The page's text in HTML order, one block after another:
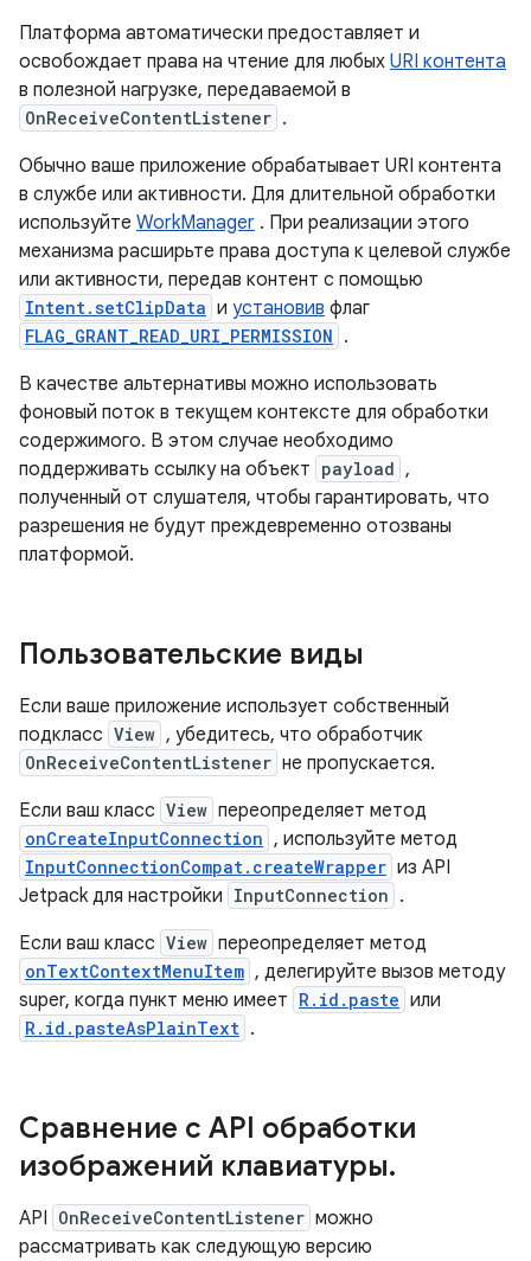
Платформа автоматически предоставляет и
освобождает права на чтение для любых URI контента
в полезной нагрузке, передаваемой в
OnReceiveContentListener .
Обычно ваше приложение обрабатывает URI контента
в службе или активности. Для длительной обработки
используйте WorkManager . При реализации этого
механизма расширьте права доступа к целевой службе
или активности, передав контент с помощью
Intent.setClipData и установив флаг
FLAG_GRANT_READ_URI_PERMISSION .
В качестве альтернативы можно использовать
фоновый поток в текущем контексте для обработки
содержимого. В этом случае необходимо
поддерживать ссылку на объект payload ,
полученный от слушателя, чтобы гарантировать, что
разрешения не будут преждевременно отозваны
платформой.
Пользовательские виды
Если ваше приложение использует собственный
подкласс View , убедитесь, что обработчик
OnReceiveContentListener не пропускается.
Если ваш класс View переопределяет метод
onCreateInputConnection , используйте метод
InputConnectionCompat.createWrapper из API
Jetpack для настройки InputConnection .
Если ваш класс View переопределяет метод
onTextContextMenuItem , делегируйте вызов методу
super, когда пункт меню имеет R.id.paste или
R.id.pasteAsPlainText .
Сравнение с API обработки
изображений клавиатуры.
API OnReceiveContentListener можно
рассматривать как следующую версию